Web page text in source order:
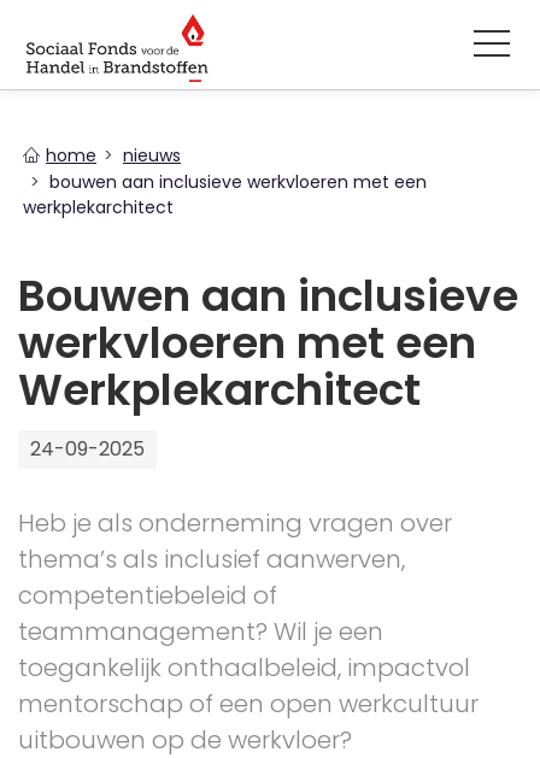
are
here
home
nieuws
bouwen aan inclusieve werkvloeren met een
werkplekarchitect
Bouwen aan inclusieve
werkvloeren met een
Werkplekarchitect
24-09-2025
Heb je als onderneming vragen over
thema’s als inclusief aanwerven,
competentiebeleid of
teammanagement? Wil je een
toegankelijk onthaalbeleid, impactvol
mentorschap of een open werkcultuur
uitbouwen op de werkvloer?